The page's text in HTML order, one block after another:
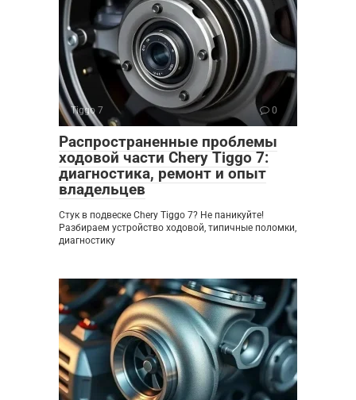
Tiggo 7 0
Распространенные проблемы
ходовой части Chery Tiggo 7:
диагностика, ремонт и опыт
владельцев
Стук в подвеске Chery Tiggo 7? Не паникуйте!
Разбираем устройство ходовой, типичные поломки,
диагностику